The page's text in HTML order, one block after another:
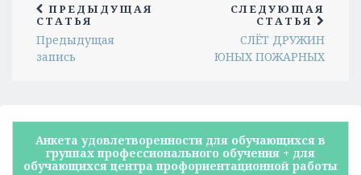
ПРЕДЫДУЩАЯ
СТАТЬЯ
Предыдущая
запись
СЛЕДУЮЩАЯ
СТАТЬЯ
СЛЁТ ДРУЖИН
ЮНЫХ ПОЖАРНЫХ
Анкета удовлетворенности для обучающихся в
группах профессионального обучения + для
обучающихся центра профориентационной работы